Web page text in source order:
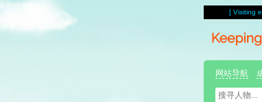
[ Visiting
网站导航